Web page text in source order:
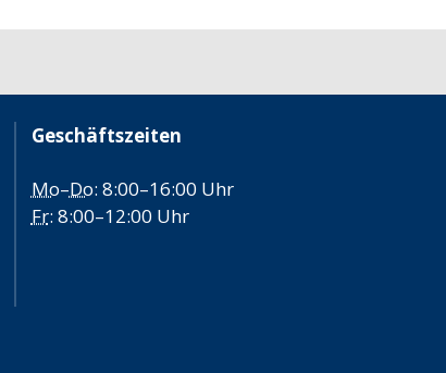
Geschäftszeiten
Mo–Do: 8:00–16:00 Uhr
Fr: 8:00–12:00 Uhr